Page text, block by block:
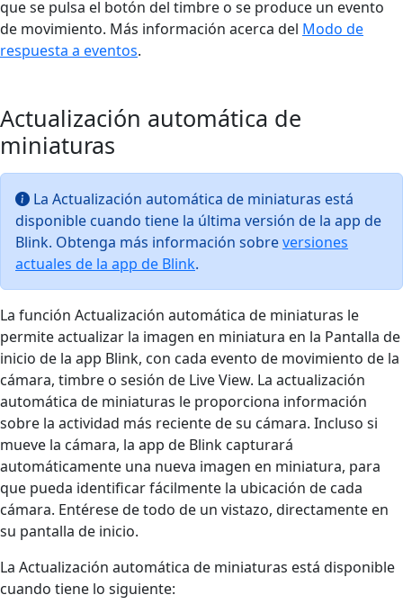
que se pulsa el botón del timbre o se produce un evento
de movimiento. Más información acerca del Modo de
respuesta a eventos.
Actualización automática de
miniaturas
La Actualización automática de miniaturas está
disponible cuando tiene la última versión de la app de
Blink. Obtenga más información sobreversiones
actuales de la app de Blink.
La función Actualización automática de miniaturas le
permite actualizar la imagen en miniatura en la Pantalla de
inicio de la app Blink, con cada evento de movimiento de la
cámara, timbre o sesión de Live View. La actualización
automática de miniaturas le proporciona información
sobre la actividad más reciente de su cámara. Incluso si
mueve la cámara, la app de Blink capturará
automáticamente una nueva imagen en miniatura, para
que pueda identificar fácilmente la ubicación de cada
cámara. Entérese de todo de un vistazo, directamente en
su pantalla de inicio.
La Actualización automática de miniaturas está disponible
cuando tiene lo siguiente: